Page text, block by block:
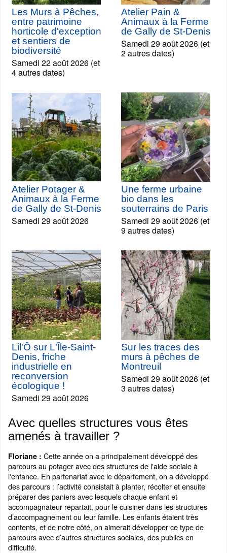
Les Murs à Pêches,
entre patrimoine
horticole d'exception
et sentiers de
biodiversité
Samedi 22 août 2026 (et
4 autres dates)
Atelier Pain &
Animaux à la Ferme
de Gally de St-Denis
Samedi 29 août 2026 (et
2 autres dates)
Atelier Potager &
Animaux à la Ferme
de Gally de St-Denis
Samedi 29 août 2026
Une ferme urbaine
bio dans les
souterrains de Paris
Samedi 29 août 2026 (et
9 autres dates)
Lil'Ô sur L'Île-Saint-
Denis, friche
industrielle en
reconversion
écologique !
Samedi 29 août 2026
Sur les traces des
murs à pêches de
Montreuil
Samedi 29 août 2026 (et
3 autres dates)
Avec quelles structures vous êtes
amenés à travailler ?
Floriane : Cette année on a principalement développé des
parcours au potager avec des structures de l'aide sociale à
l'enfance. En partenariat avec le département, on a développé
des parcours : l’activité consistait à planter, récolter et ensuite
préparer des paniers avec lesquels chaque enfant et
accompagnateur repartait, pour le cuisiner dans les structures
d’accompagnement ou leur famille. Les enfants étaient très
contents, et de notre côté, on aimerait développer ce type de
parcours avec d’autres structures sociales, des publics en
difficulté.